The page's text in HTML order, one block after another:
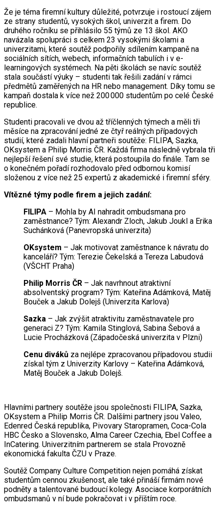
Že je téma firemní kultury důležité, potvrzuje i rostoucí zájem
ze strany studentů, vysokých škol, univerzit a firem. Do
druhého ročníku se přihlásilo 55 týmů ze 13 škol. AKO
navázala spolupráci s celkem 23 vysokými školami a
univerzitami, které soutěž podpořily sdílením kampaně na
sociálních sítích, webech, informačních tabulích i v e-
learningových systémech. Na pěti školách se navíc soutěž
stala součástí výuky – studenti tak řešili zadání v rámci
předmětů zaměřených na HR nebo management. Díky tomu se
kampaň dostala k více než 200 000 studentům po celé České
republice.
Studenti pracovali ve dvou až tříčlenných týmech a měli tři
měsíce na zpracování jedné ze čtyř reálných případových
studií, které zadali hlavní partneři soutěže: FILIPA, Sazka,
OKsystem a Philip Morris ČR. Každá firma následně vybrala tři
nejlepší řešení své studie, která postoupila do finále. Tam se
o konečném pořadí rozhodovalo před odbornou komisí
složenou z více než 25 expertů z akademické i firemní sféry.
Vítězné týmy podle firem a jejich zadání:
FILIPA – Mohla by AI nahradit ombudsmana pro
zaměstnance? Tým: Alexandr Zloch, Jakub Joukl a Erika
Suchánková (Panevropská univerzita)
OKsystem – Jak motivovat zaměstnance k návratu do
kanceláří? Tým: Terezie Čekelská a Tereza Labudová
(VŠCHT Praha)
Philip Morris ČR – Jak navrhnout atraktivní
absolventský program? Tým: Kateřina Adámková, Matěj
Bouček a Jakub Dolejš (Univerzita Karlova)
Sazka – Jak zvýšit atraktivitu zaměstnavatele pro
generaci Z? Tým: Kamila Stinglová, Sabina Šebová a
Lucie Procházková (Západočeská univerzita v Plzni)
Cenu diváků za nejlépe zpracovanou případovou studii
získal tým z Univerzity Karlovy – Kateřina Adámková,
Matěj Bouček a Jakub Dolejš.
Hlavními partnery soutěže jsou společnosti FILIPA, Sazka,
OKsystem a Philip Morris ČR. Dalšími partnery jsou Valeo,
Edenred Česká republika, Pivovary Staropramen, Coca-Cola
HBC Česko a Slovensko, Alma Career Czechia, Ebel Coffee a
InCatering. Univerzitním partnerem se stala Provozně
ekonomická fakulta ČZU v Praze.
Soutěž Company Culture Competition nejen pomáhá získat
studentům cennou zkušenost, ale také přináší firmám nové
podněty a talentované budoucí kolegy. Asociace korporátních
ombudsmanů v ní bude pokračovat i v příštím roce.